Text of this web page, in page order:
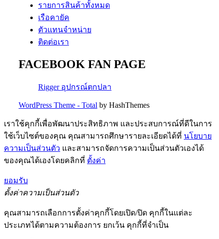
รายการสินค้าทั้งหมด
เรือคายัค
ตัวแทนจำหน่าย
ติดต่อเรา
FACEBOOK FAN PAGE
Rigger อุปกรณ์ตกปลา
WordPress Theme - Total by HashThemes
เราใช้คุกกี้เพื่อพัฒนาประสิทธิภาพ และประสบการณ์ที่ดีในการ
ใช้เว็บไซต์ของคุณ คุณสามารถศึกษารายละเอียดได้ที่ นโยบาย
ความเป็นส่วนตัว และสามารถจัดการความเป็นส่วนตัวเองได้
ของคุณได้เองโดยคลิกที่ ตั้งค่า
ยอมรับ
ตั้งค่าความเป็นส่วนตัว
คุณสามารถเลือกการตั้งค่าคุกกี้โดยเปิด/ปิด คุกกี้ในแต่ละ
ประเภทได้ตามความต้องการ ยกเว้น คุกกี้ที่จำเป็น